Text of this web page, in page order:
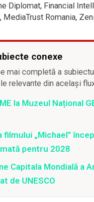
Diplomat, Financial
MediaTrust Romania,
conexe
mai completă a
relevante din același
la Muzeul Național
filmului „Michael”
pentru 2028
Capitala Mondială a
de UNESCO